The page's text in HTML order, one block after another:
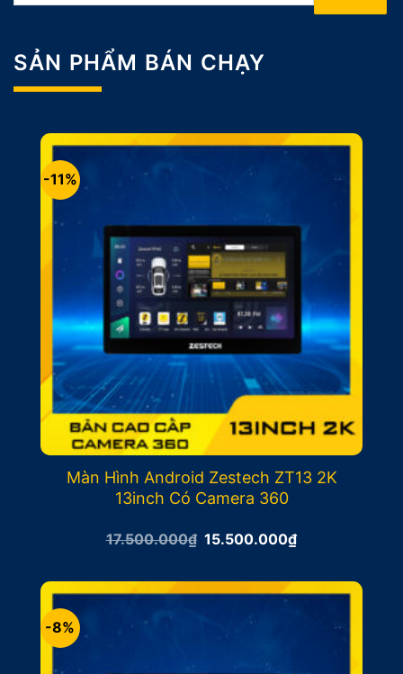
SẢN PHẨM BÁN CHẠY
-11%
Màn Hình Android Zestech ZT13 2K
13inch Có Camera 360
17.500.000₫ Giá
17.500.000₫.
15.500.000₫Giá
là:
15.500.000₫.
-8%